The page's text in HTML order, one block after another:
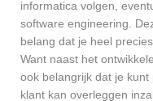
informatica volgen,
software engineering.
belang dat je heel
Want naast het
ook belangrijk dat je
klant kan overleggen